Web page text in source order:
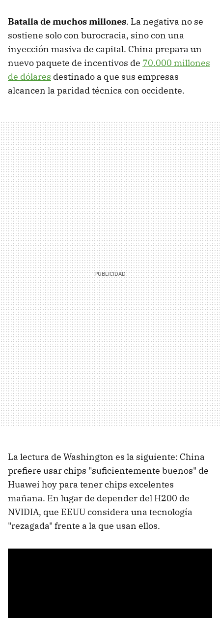
Batalla de muchos millones. La negativa no se
sostiene solo con burocracia, sino con una
inyección masiva de capital. China prepara un
nuevo paquete de incentivos de 70.000 millones
de dólares destinado a que sus empresas
alcancen la paridad técnica con occidente.
La lectura de Washington es la siguiente: China
prefiere usar chips "suficientemente buenos" de
Huawei hoy para tener chips excelentes
mañana. En lugar de depender del H200 de
NVIDIA, que EEUU considera una tecnología
"rezagada" frente a la que usan ellos.